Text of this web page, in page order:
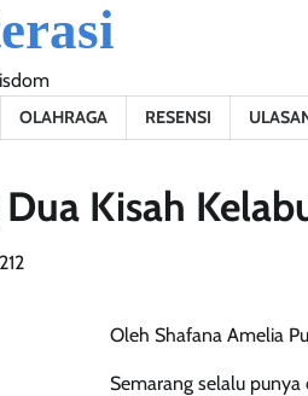
OLAHRAGA RESENSI
Kisah
Oleh Shafana Amelia
Semarang selalu